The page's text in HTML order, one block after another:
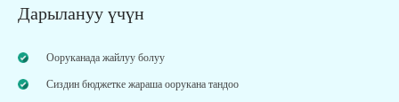
Дарылануу үчүн
Ооруканада жайлуу болуу
Сиздин бюджетке жараша оорукана тандоо